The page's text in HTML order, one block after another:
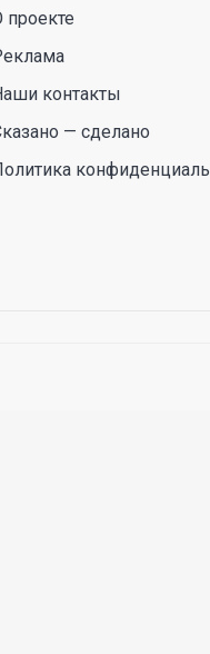
проекте
контакты
— сделано